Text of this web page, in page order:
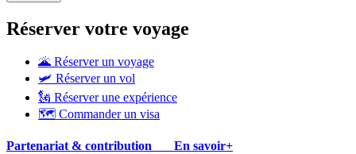
Réserver votre voyage
🌋 Réserver un voyage
🛩 Réserver un vol
🗽 Réserver une expérience
🗺 Commander un visa
Partenariat & contribution En savoir+